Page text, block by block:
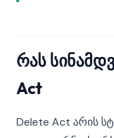
რას
Act
Delete Act არის